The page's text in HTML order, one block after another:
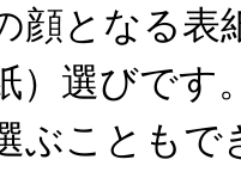
顔となる表
）選びです
ぶこともで